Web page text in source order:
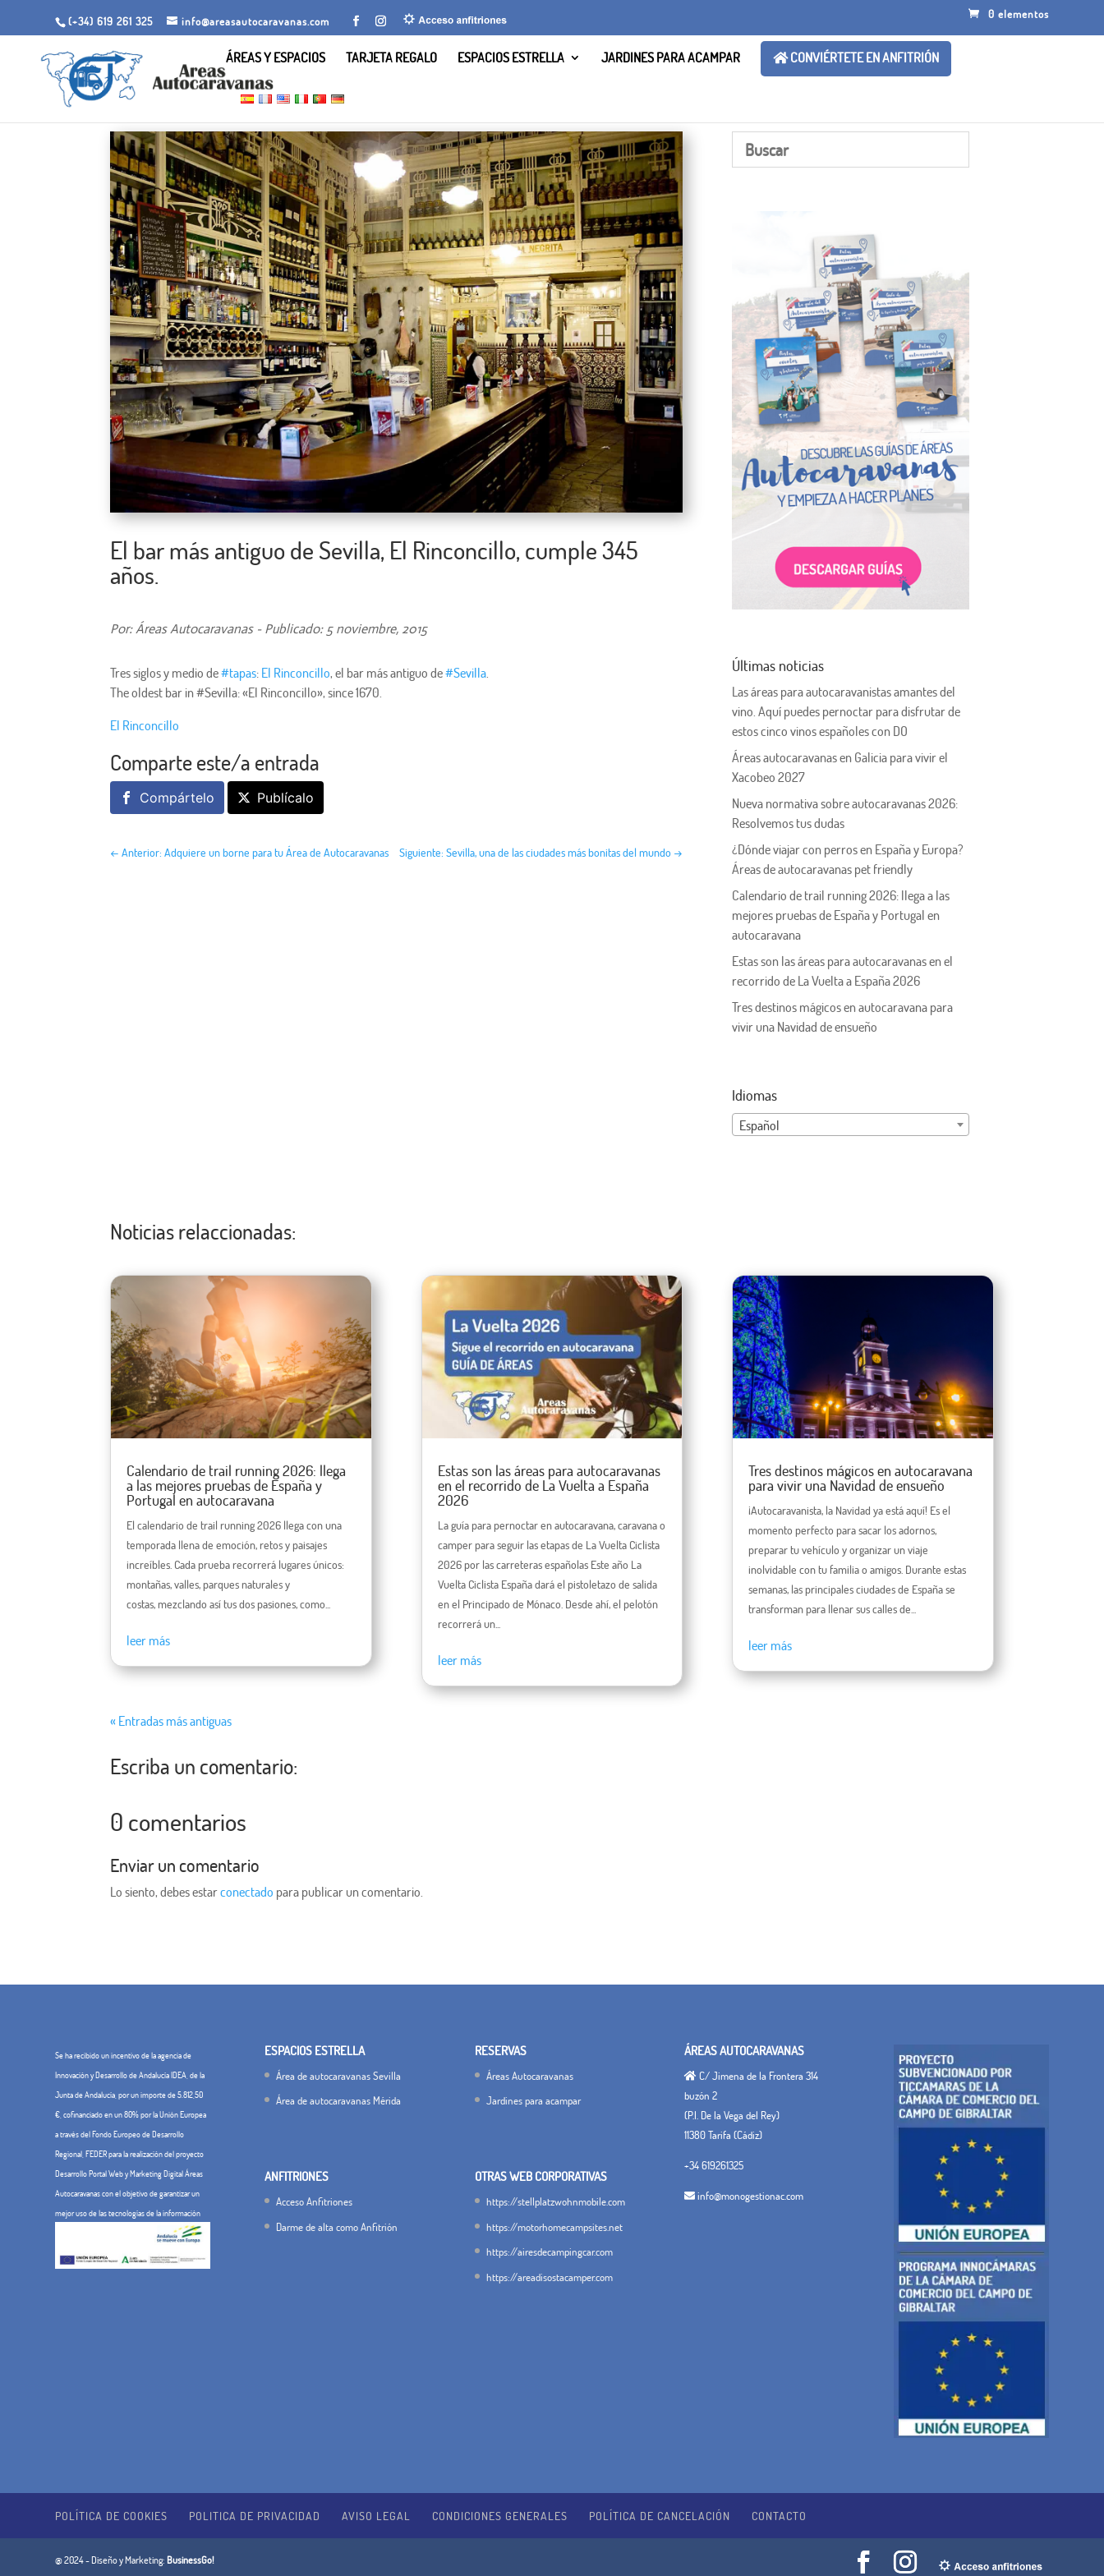
(+34) 619 261 325 info@areasautocaravanas.com
0 elementos
ÁREAS Y ESPACIOS TARJETA REGALO ESPACIOS ESTRELLA JARDINES PARA ACAMPAR CONVIÉRTETE EN ANFITRIÓN
El bar más antiguo de Sevilla, El Rinconcillo, cumple 345
años.
Por: Áreas Autocaravanas - Publicado: 5 noviembre, 2015
Tres siglos y medio de‪#‎tapas‬: El Rinconcillo, el bar más antiguo de‪#‎Sevilla‬.
The oldest bar in #Sevilla: «El Rinconcillo», since 1670.
El Rinconcillo
Comparte este/a entrada
Compártelo Publícalo
←Anterior: Adquiere un borne para tu Área de Autocaravanas Siguiente: Sevilla, una de las ciudades más bonitas del mundo →
Últimas noticias
Las áreas para autocaravanistas amantes del
vino. Aquí puedes pernoctar para disfrutar de
estos cinco vinos españoles con DO
Áreas autocaravanas en Galicia para vivir el
Xacobeo 2027
Nueva normativa sobre autocaravanas 2026:
Resolvemos tus dudas
¿Dónde viajar con perros en España y Europa?
Áreas de autocaravanas pet friendly
Calendario de trail running 2026: llega a las
mejores pruebas de España y Portugal en
autocaravana
Estas son las áreas para autocaravanas en el
recorrido de La Vuelta a España 2026
Tres destinos mágicos en autocaravana para
vivir una Navidad de ensueño
Idiomas
Español
Noticias relaccionadas:
Calendario de trail running 2026: llega
a las mejores pruebas de España y
Portugal en autocaravana
El calendario de trail running 2026 llega con una
temporada llena de emoción, retos y paisajes
increíbles. Cada prueba recorrerá lugares únicos:
montañas, valles, parques naturales y
costas, mezclando así tus dos pasiones, como...
leer más
Estas son las áreas para autocaravanas
en el recorrido de La Vuelta a España
2026
La guía para pernoctar en autocaravana, caravana o
camper para seguir las etapas de La Vuelta Ciclista
2026 por las carreteras españolas Este año La
Vuelta Ciclista España dará el pistoletazo de salida
en el Principado de Mónaco. Desde ahí, el pelotón
recorrerá un...
leer más
Tres destinos mágicos en autocaravana
para vivir una Navidad de ensueño
¡Autocaravanista, la Navidad ya está aquí! Es el
momento perfecto para sacar los adornos,
preparar tu vehículo y organizar un viaje
inolvidable con tu familia o amigos. Durante estas
semanas, las principales ciudades de España se
transforman para llenar sus calles de...
leer más
« Entradas más antiguas
Escriba un comentario:
0 comentarios
Enviar un comentario
Lo siento, debes estarconectado para publicar un comentario.
Se ha recibido un incentivo de la agencia de
Innovación y Desarrollo de Andalucía IDEA, de la
Junta de Andalucía, por un importe de 5.812,50
€, cofinanciado en un 80% por la Unión Europea
a través del Fondo Europeo de Desarrollo
Regional, FEDER para la realización del proyecto
Desarrollo Portal Web y Marketing Digital Áreas
Autocaravanas con el objetivo de garantizar un
mejor uso de las tecnologías de la información
ESPACIOS ESTRELLA
Área de autocaravanas Sevilla
Área de autocaravanas Mérida
ANFITRIONES
Acceso Anfitriones
Darme de alta como Anfitrión
RESERVAS
Áreas Autocaravanas
Jardines para acampar
OTRAS WEB CORPORATIVAS
https://stellplatzwohnmobile.com
https://motorhomecampsites.net
https://airesdecampingcar.com
https://areadisostacamper.com
ÁREAS AUTOCARAVANAS
C/ Jimena de la Frontera 314
buzón 2
(P.I. De la Vega del Rey)
11380 Tarifa (Cádiz)
+34 619261325
info@monogestionac.com
POLÍTICA DE COOKIES POLITICA DE PRIVACIDAD AVISO LEGAL CONDICIONES GENERALES POLÍTICA DE CANCELACIÓN CONTACTO
@ 2024 - Diseño y Marketing:BusinessGo!